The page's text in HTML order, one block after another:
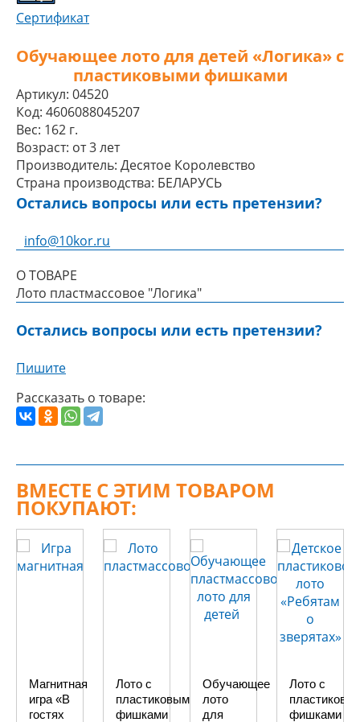
Сертификат
Обучающее лото для детей «Логика» с
пластиковыми фишками
Артикул: 04520
Код: 4606088045207
Вес: 162 г.
Возраст: от 3 лет
Производитель: Десятое Королевство
Страна производства: БЕЛАРУСЬ
Остались вопросы или есть претензии?
info@10kor.ru
О ТОВАРЕ
Лото пластмассовое "Логика"
Остались вопросы или есть претензии?
Пишите
Рассказать о товаре:
ВМЕСТЕ С ЭТИМ ТОВАРОМ
ПОКУПАЮТ:
Магнитная
игра «В
гостях
Лото с
пластиковыми
фишками
Обучающее
лото
для
Лото с
фишками